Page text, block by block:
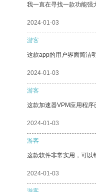
我一直在寻找一款功能强
2024-01-03
游客
这款app的用户界面简洁
2024-01-03
游客
这款加速器VPM应用程序
2024-01-03
游客
这款软件非常实用，可以
2024-01-03